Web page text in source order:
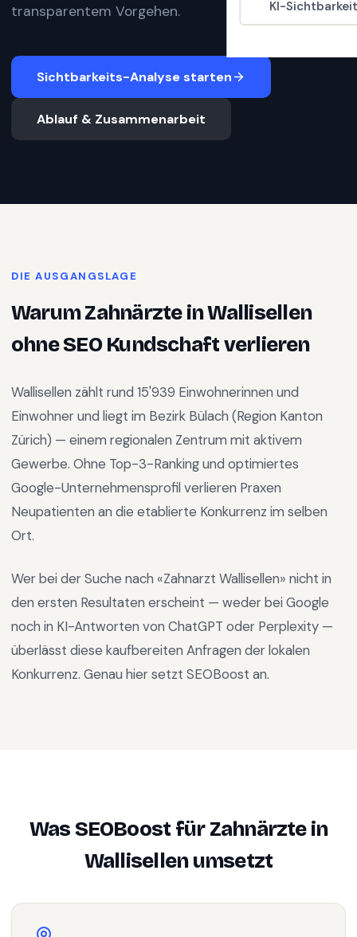
KI-
transparentem Vorgehen.
Sichtbarkeits-Analyse starten
Ablauf & Zusammenarbeit
DIE AUSGANGSLAGE
WarumZahnärzteinWallisellen
ohne SEO Kundschaft verlieren
Wallisellen zählt rund 15'939 Einwohnerinnen und
Einwohner und liegt im Bezirk Bülach (Region Kanton
Zürich) — einem regionalen Zentrum mit aktivem
Gewerbe. Ohne Top-3-Ranking und optimiertes
Google-Unternehmensprofil verlieren Praxen
Neupatienten an die etablierte Konkurrenz im selben
Ort.
Wer bei der Suche nach «Zahnarzt Wallisellen» nicht in
den ersten Resultaten erscheint — weder bei Google
noch in KI-Antworten von ChatGPT oder Perplexity —
überlässt diese kaufbereiten Anfragen der lokalen
Konkurrenz. Genau hier setzt SEOBoost an.
Was SEOBoost fürZahnärztein
Wallisellenumsetzt